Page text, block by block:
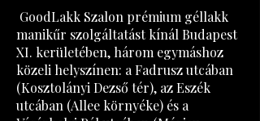
GoodLakk Szalon prémium géllakk
manikűr szolgáltatást kínál Budapest
XI. kerületében, három egymáshoz
közeli helyszínen: a Fadrusz utcában
(Kosztolányi Dezső tér), az Eszék
utcában (Allee környéke) és a